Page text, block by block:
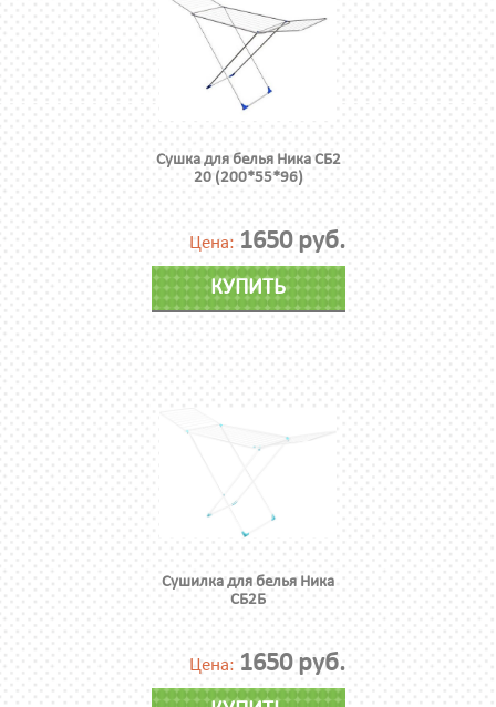
Сушка для белья Ника СБ2
20 (200*55*96)
Цена: 1650 руб.
КУПИТЬ
Сушилка для белья Ника
СБ2Б
Цена: 1650 руб.